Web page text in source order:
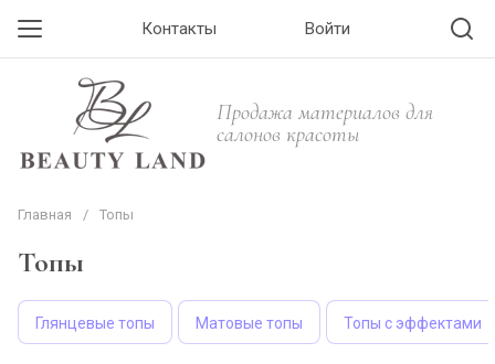
Контакты Войти
Продажа материалов для
салонов красоты
Главная / Топы
Топы
Глянцевые топы Матовые топы Топы с эффектами